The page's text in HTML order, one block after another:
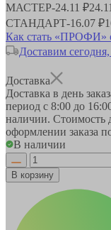
МАСТЕР-24.11 ₽
СТАНДАРТ-16.07 ₽
Как стать «ПРОФИ»
Доставим
Доставка
Доставка в день
период с 8:00 до
наличии. Стоимость
оформлении заказа
В наличии
В корзину